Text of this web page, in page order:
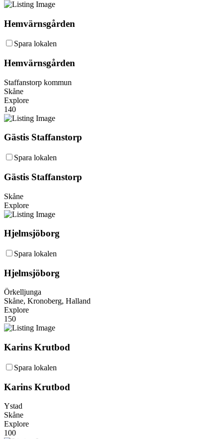
Hemvärnsgården
Spara lokalen
Hemvärnsgården
Staffanstorp kommun
Skåne
Explore
140
Gästis Staffanstorp
Spara lokalen
Gästis Staffanstorp
Skåne
Explore
Hjelmsjöborg
Spara lokalen
Hjelmsjöborg
Örkelljunga
Skåne, Kronoberg, Halland
Explore
150
Karins Krutbod
Spara lokalen
Karins Krutbod
Ystad
Skåne
Explore
100